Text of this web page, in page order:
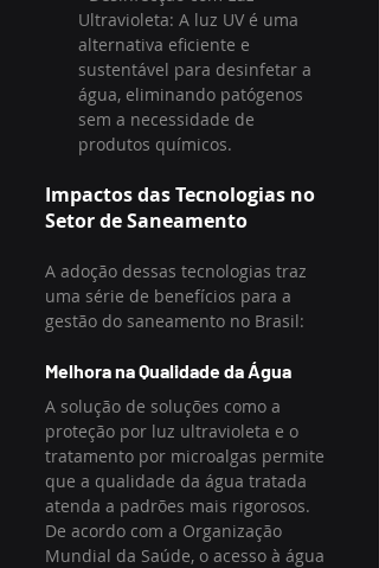
Ultravioleta: A luz UV é uma
alternativa eficiente e
sustentável para desinfetar a
água, eliminando patógenos
sem a necessidade de
produtos químicos.
Impactos das Tecnologias no
Setor de Saneamento
A adoção dessas tecnologias traz
uma série de benefícios para a
gestão do saneamento no Brasil:
Melhora na Qualidade da Água
A solução de soluções como a
proteção por luz ultravioleta e o
tratamento por microalgas permite
que a qualidade da água tratada
atenda a padrões mais rigorosos.
De acordo com a Organização
Mundial da Saúde, o acesso à água